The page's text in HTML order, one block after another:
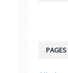
PAGES